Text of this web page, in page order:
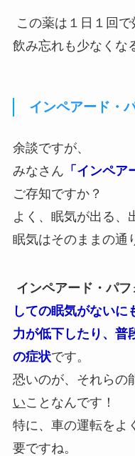
この薬は１日１回で
飲み忘れも少なくな
インペアード・
余談ですが、
みなさん 「インペア
ご存知ですか？
よく、眠気が出る、
眠気はそのままの通
インペアード・パフ
しての眠気がないに
力が低下したり、普
の症状です。
恐いのが、それらの
いことなんです！
特に、車の運転をよ
要ですね。